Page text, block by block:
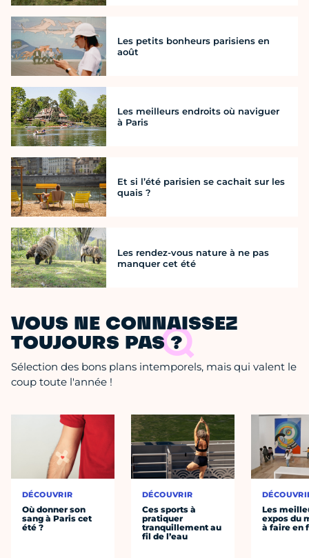
Les petits bonheurs parisiens en
août
Les meilleurs endroits où naviguer
à Paris
Et si l’été parisien se cachait sur les
quais ?
Les rendez-vous nature à ne pas
manquer cet été
VOUS NE CONNAISSEZ
TOUJOURS PAS ?
Sélection des bons plans intemporels, mais qui valent le
coup toute l'année !
DÉCOUVRIR
Où donner son
sang à Paris cet
été ?
DÉCOUVRIR
Ces sports à
pratiquer
tranquillement au
fil de l’eau
Les
expos du
à faire en